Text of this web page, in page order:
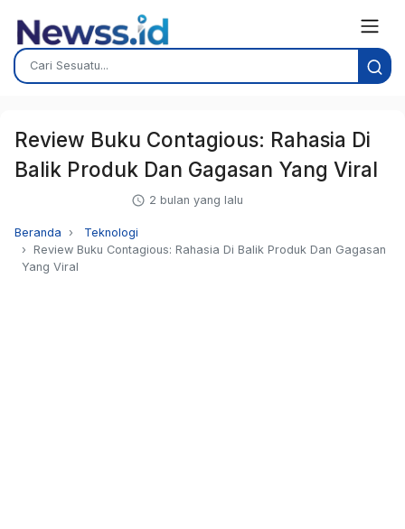
Review Buku Contagious: Rahasia Di
Balik Produk Dan Gagasan Yang Viral
2 bulan yang lalu
Beranda
Teknologi
Review Buku Contagious: Rahasia Di Balik Produk Dan Gagasan
Yang Viral